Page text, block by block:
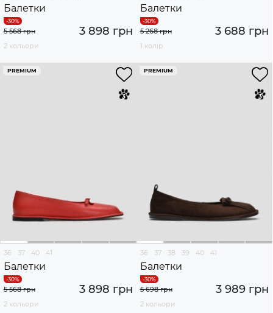
Балетки
3 898 грн
5 568 грн
2 кольори
Балетки
3 688 грн
5 268 грн
1 колір
PREMIUM
36 37 40 41
Балетки
3 898 грн
5 568 грн
2 кольори
PREMIUM
36 37 38 39 40 41
Балетки
3 989 грн
5 698 грн
2 кольори